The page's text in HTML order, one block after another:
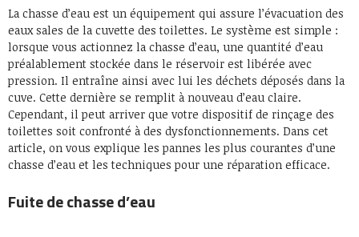
La chasse d’eau est un équipement qui assure l’évacuation des
eaux sales de la cuvette des toilettes. Le système est simple :
lorsque vous actionnez la chasse d’eau, une quantité d’eau
préalablement stockée dans le réservoir est libérée avec
pression. Il entraîne ainsi avec lui les déchets déposés dans la
cuve. Cette dernière se remplit à nouveau d’eau claire.
Cependant, il peut arriver que votre dispositif de rinçage des
toilettes soit confronté à des dysfonctionnements. Dans cet
article, on vous explique les pannes les plus courantes d’une
chasse d’eau et les techniques pour une réparation efficace.
Fuite de chasse d’eau